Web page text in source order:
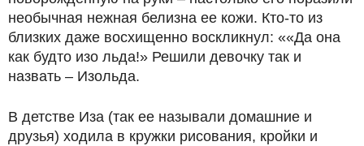
необычная нежная белизна ее кожи. Кто-то из
близких даже восхищенно воскликнул: ««Да она
как будто изо льда!» Решили девочку так и
назвать – Изольда.
В детстве Иза (так ее называли домашние и
друзья) ходила в кружки рисования, кройки и